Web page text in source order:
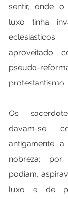
sentir, onde o
luxo tinha
aproveitado
pseudo-
protestantismo.
Os
davam-se
antigamente
nobreza;
podiam,
luxo e de